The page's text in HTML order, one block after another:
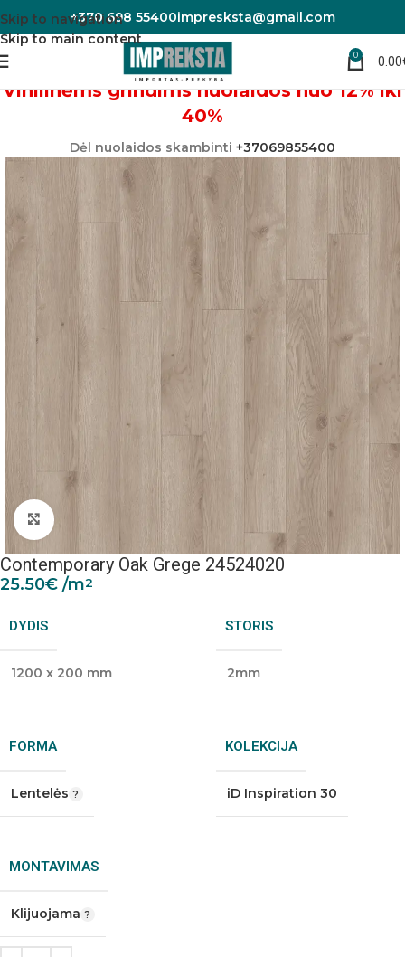
Skip to navigation
Skip to main content
+370 698 55400impresksta@gmail.com
0 0.00
Pradžia Vinilinės grindys
Vinilinėms grindims nuolaidos nuo 12% iki
40%
Dėl nuolaidos skambinti +37069855400
Padidinti nuotrauką
Contemporary Oak Grege 24524020
25.50€ /m2
DYDIS
1200 x 200 mm
STORIS
2mm
FORMA
Lentelės
KOLEKCIJA
iD Inspiration 30
MONTAVIMAS
Klijuojama